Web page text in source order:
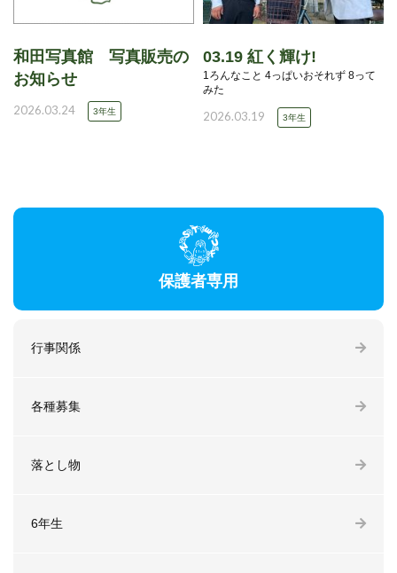
和田写真館 写真販売の
お知らせ
2026.03.24 3年生
03.19 紅く輝け!
1ろんなこと 4っぱいおそれず 8って
みた
2026.03.19 3年生
保護者専用
行事関係
各種募集
落とし物
6年生